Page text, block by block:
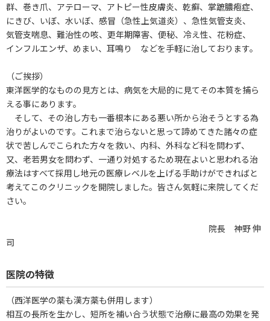
群、巻き爪、アテローマ、アトピー性皮膚炎、乾癬、掌蹠膿疱症、
にきび、いぼ、水いぼ、感冒（急性上気道炎）、急性気管支炎、
気管支喘息、難治性の咳、更年期障害、便秘、冷え性、花粉症、
インフルエンザ、めまい、耳鳴り などを手軽に治しております。
（ご挨拶）
東洋医学的なものの見方とは、病気を大局的に見てその本質を捕ら
える事にあります。
そして、その治し方も一番根本にある悪い所から治そうとする為
治りがよいのです。これまで治らないと思って諦めてきた諸々の症
状で苦しんでこられた方々を救い、内科、外科など科を問わず、
又、老若男女を問わず、一通り対処するため現在よいと思われる治
療法はすべて採用し地元の医療レベルを上げる手助けができればと
考えてこのクリニックを開院しました。皆さん気軽に来院してくだ
さい。
院長 神野 伸
司
医院の特徴
（西洋医学の薬も漢方薬も併用します）
相互の長所を生かし、短所を補い合う状態で治療に最高の効果を発